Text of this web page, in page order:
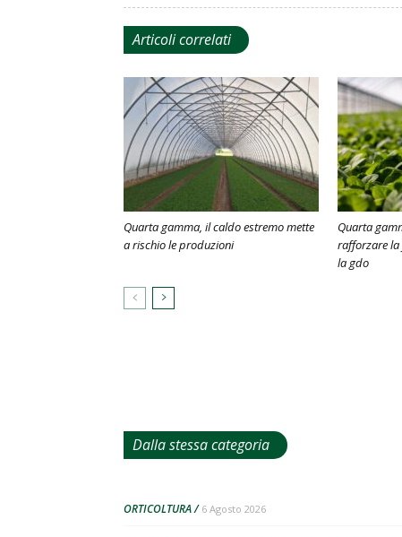
Articoli correlati
Quarta gamma, il caldo estremo mette
a rischio le produzioni
Quarta
rafforzare
la gdo
Dalla stessa categoria
ORTICOLTURA 6 Agosto 2026